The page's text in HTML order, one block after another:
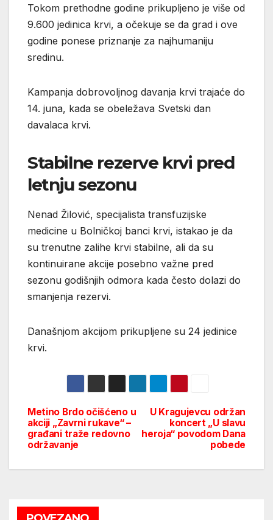
Tokom prethodne godine prikupljeno je više od
9.600 jedinica krvi, a očekuje se da grad i ove
godine ponese priznanje za najhumaniju
sredinu.
Kampanja dobrovoljnog davanja krvi trajaće do
14. juna, kada se obeležava Svetski dan
davalaca krvi.
Stabilne rezerve krvi pred
letnju sezonu
Nenad Žilović, specijalista transfuzijske
medicine u Bolničkoj banci krvi, istakao je da
su trenutne zalihe krvi stabilne, ali da su
kontinuirane akcije posebno važne pred
sezonu godišnjih odmora kada često dolazi do
smanjenja rezervi.
Današnjom akcijom prikupljene su 24 jedinice
krvi.
Post
navigation
U Kragujevcu održan
koncert „U slavu
heroja“ povodom Dana
pobede
Metino Brdo očišćeno u
akciji „Zavrni rukave“ –
građani traže redovno
održavanje